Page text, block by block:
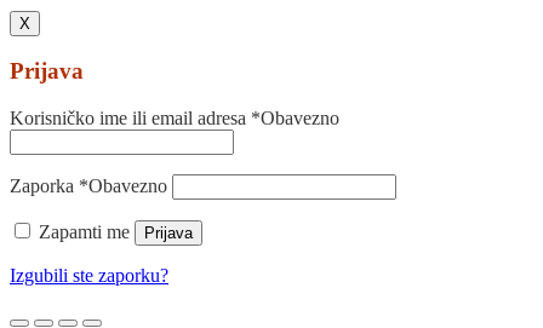
X
Prijava
Korisničko ime ili email adresa *Obavezno
Zaporka *Obavezno
Zapamti me Prijava
Izgubili ste zaporku?